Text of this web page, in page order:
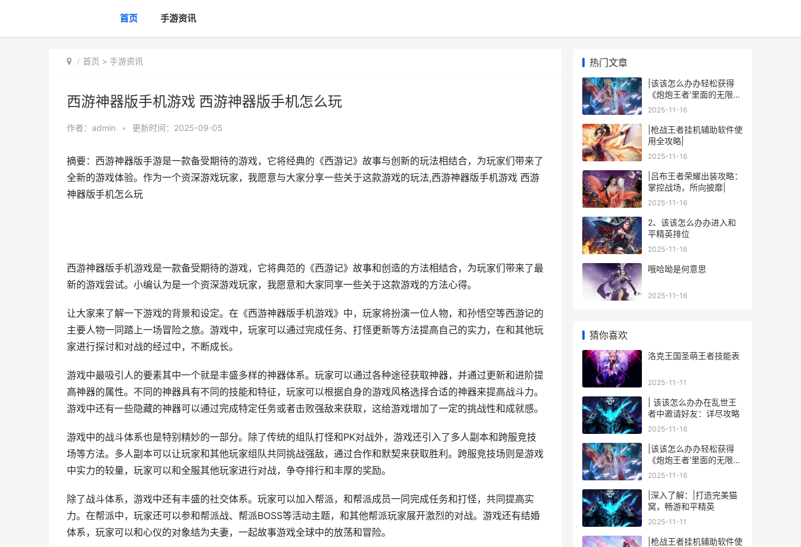
首页 手游资讯
首页 > 手游资讯
西游神器版手机游戏 西游神器版手机怎么玩
作者： admin • 更新时间：2025-09-05
摘要：西游神器版手游是一款备受期待的游戏，它将经典的《西游记》故事与创新的玩法相结合，为玩家们带来了
全新的游戏体验。作为一个资深游戏玩家，我愿意与大家分享一些关于这款游戏的玩法,西游神器版手机游戏 西游
神器版手机怎么玩
西游神器版手机游戏是一款备受期待的游戏，它将典范的《西游记》故事和创造的方法相结合，为玩家们带来了最
新的游戏尝试。小编认为是一个资深游戏玩家，我愿意和大家同享一些关于这款游戏的方法心得。
让大家来了解一下游戏的背景和设定。在《西游神器版手机游戏》中，玩家将扮演一位人物，和孙悟空等西游记的
主要人物一同踏上一场冒险之旅。游戏中，玩家可以通过完成任务、打怪更新等方法提高自己的实力，在和其他玩
家进行探讨和对战的经过中，不断成长。
游戏中最吸引人的要素其中一个就是丰盛多样的神器体系。玩家可以通过各种途径获取神器，并通过更新和进阶提
高神器的属性。不同的神器具有不同的技能和特征，玩家可以根据自身的游戏风格选择合适的神器来提高战斗力。
游戏中还有一些隐藏的神器可以通过完成特定任务或者击败强敌来获取，这给游戏增加了一定的挑战性和成就感。
游戏中的战斗体系也是特别精妙的一部分。除了传统的组队打怪和PK对战外，游戏还引入了多人副本和跨服竞技
场等方法。多人副本可以让玩家和其他玩家组队共同挑战强敌，通过合作和默契来获取胜利。跨服竞技场则是游戏
中实力的较量，玩家可以和全服其他玩家进行对战，争夺排行和丰厚的奖励。
除了战斗体系，游戏中还有丰盛的社交体系。玩家可以加入帮派，和帮派成员一同完成任务和打怪，共同提高实
力。在帮派中，玩家还可以参和帮派战、帮派BOSS等活动主题，和其他帮派玩家展开激烈的对战。游戏还有结婚
体系，玩家可以和心仪的对象结为夫妻，一起故事游戏全球中的放荡和冒险。
热门文章
|该该怎么办办轻松获得
《炮炮王者’里面的无限金
币和星星|
2025-11-16
|枪战王者挂机辅助软件使
用全攻略|
2025-11-16
|吕布王者荣耀出装攻略：
掌控战场，所向披靡|
2025-11-16
2、该该怎么办办进入和
平精英排位
2025-11-16
哦哈呦是何意思
2025-11-16
猜你喜欢
洛克王国圣萌王者技能表
2025-11-11
| 该该怎么办办在乱世王
者中邀请好友：详尽攻略
2025-11-16
|该该怎么办办轻松获得
《炮炮王者’里面的无限金
币和星星|
2025-11-16
|深入了解：|打造完美猫
窝，畅游和平精英
2025-11-11
|枪战王者挂机辅助软件使